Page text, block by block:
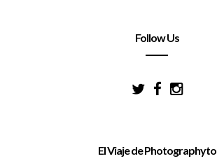
Follow Us
El Viaje de Photographyto